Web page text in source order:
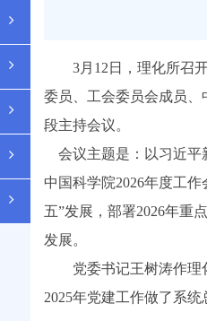
3月12日，理化所召
委员、工会委员会成员
段主持会议。
会议主题是：以习近平
中国科学院2026年度工
五”发展，部署2026年重
发展。
党委书记王树涛作理化
2025年党建工作做了系统